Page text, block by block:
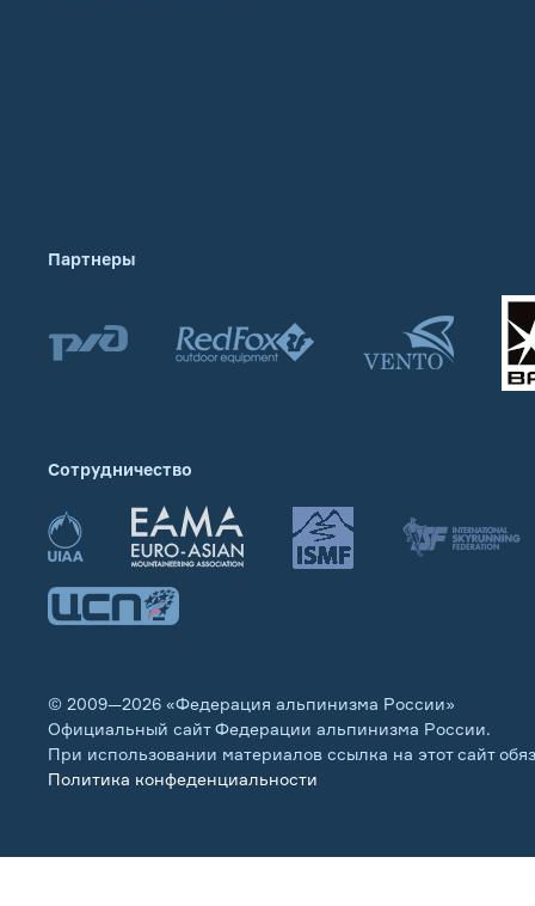
Партнеры
Сотрудничество
© 2009—2026 «Федерация альпинизма России»
Официальный сайт Федерации альпинизма России.
При использовании материалов ссылка на этот сайт
Политика конфеденциальности